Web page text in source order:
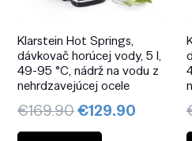
Klarstein Hot Springs,
dávkovač horúcej vody, 5 l,
49-95 °C, nádrž na vodu z
nehrdzavejúcej ocele
€169.90Pôvodná
cena
€129.90